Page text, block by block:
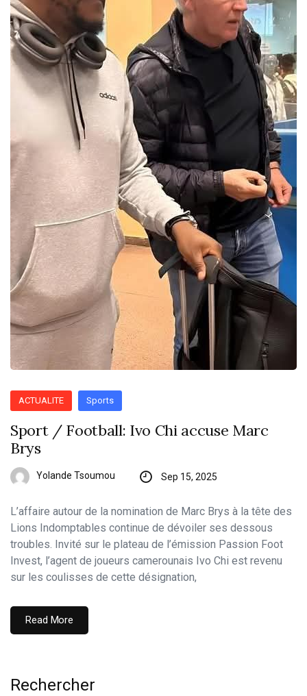
ACTUALITE Sports
Sport / Football: Ivo Chi accuse Marc
Brys
Yolande Tsoumou Sep 15, 2025
L’affaire autour de la nomination de Marc Brys à la tête des
Lions Indomptables continue de dévoiler ses dessous
troubles. Invité sur le plateau de l’émission Passion Foot
Invest, l’agent de joueurs camerounais Ivo Chi est revenu
sur les coulisses de cette désignation,
Read More
Rechercher